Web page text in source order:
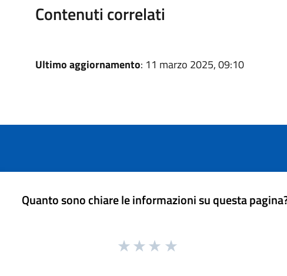
Contenuti correlati
Ultimo aggiornamento: 11 marzo 2025, 09:10
Quanto sono chiare le informazioni su questa